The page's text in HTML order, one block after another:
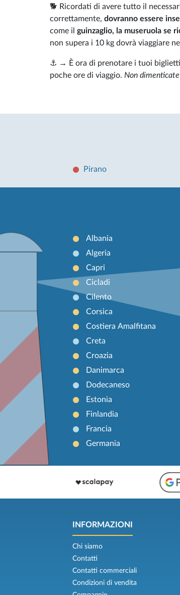
🐕 Ricordati di avere tutto il
correttamente, dovranno essere
come il guinzaglio, la museruola se
non supera i 10 kg dovrà viaggiare
⚓ → È ora di prenotare i tuoi
poche ore di viaggio. Non
Pirano
Albania
Algeria
Capri
Cicladi
Cilento
Corsica
Costiera Amalfitana
Creta
Croazia
Danimarca
Dodecaneso
Estonia
Finlandia
Francia
Germania
INFORMAZIONI
Chi siamo
Contatti
Contatti commerciali
Condizioni di vendita